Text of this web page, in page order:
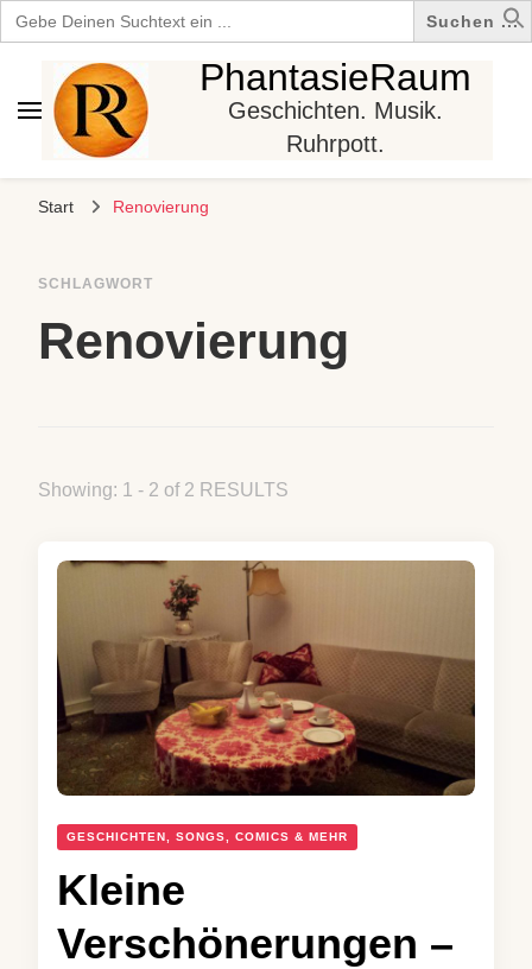
Search
for:
PhantasieRaum
Geschichten. Musik.
Ruhrpott.
Start Renovierung
SCHLAGWORT
Renovierung
Showing: 1 - 2 of 2 RESULTS
GESCHICHTEN, SONGS, COMICS & MEHR
Kleine
Verschönerungen –